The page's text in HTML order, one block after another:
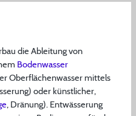
die Ableitung von
Bodenwasser
Oberflächenwasser mittels
oder künstlicher,
, Dränung). Entwässerung